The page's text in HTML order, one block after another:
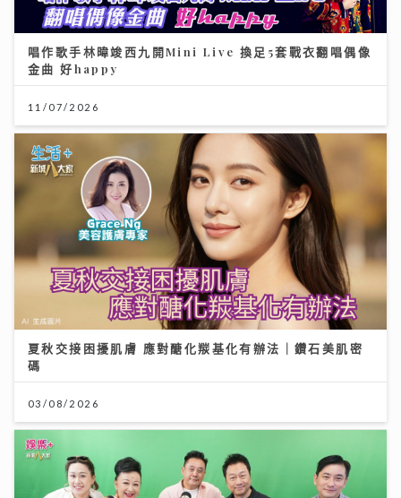
唱作歌手林暐竣西九開Mini Live 換足5套戰衣翻唱偶像
金曲 好happy
11/07/2026
夏秋交接困擾肌膚 應對醣化羰基化有辦法｜鑽石美肌密
碼
03/08/2026